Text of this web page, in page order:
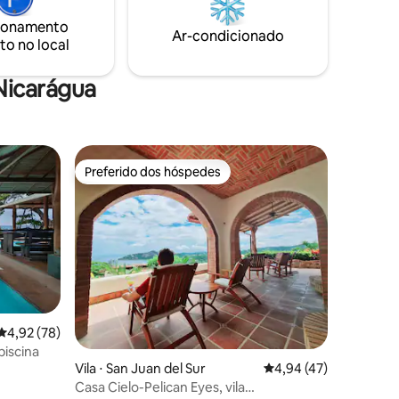
de
você
no local
Ar-condicionado
hóspedes
de uma avaliação média de 5, 78 avaliações
4,92 (78)
Preferido dos hóspedes
Preferido dos hóspedes
Vila ⋅ San Juan del Sur 4,94 de uma
4,94 (47)
Casa Cielo-Pelican Eyes, vila